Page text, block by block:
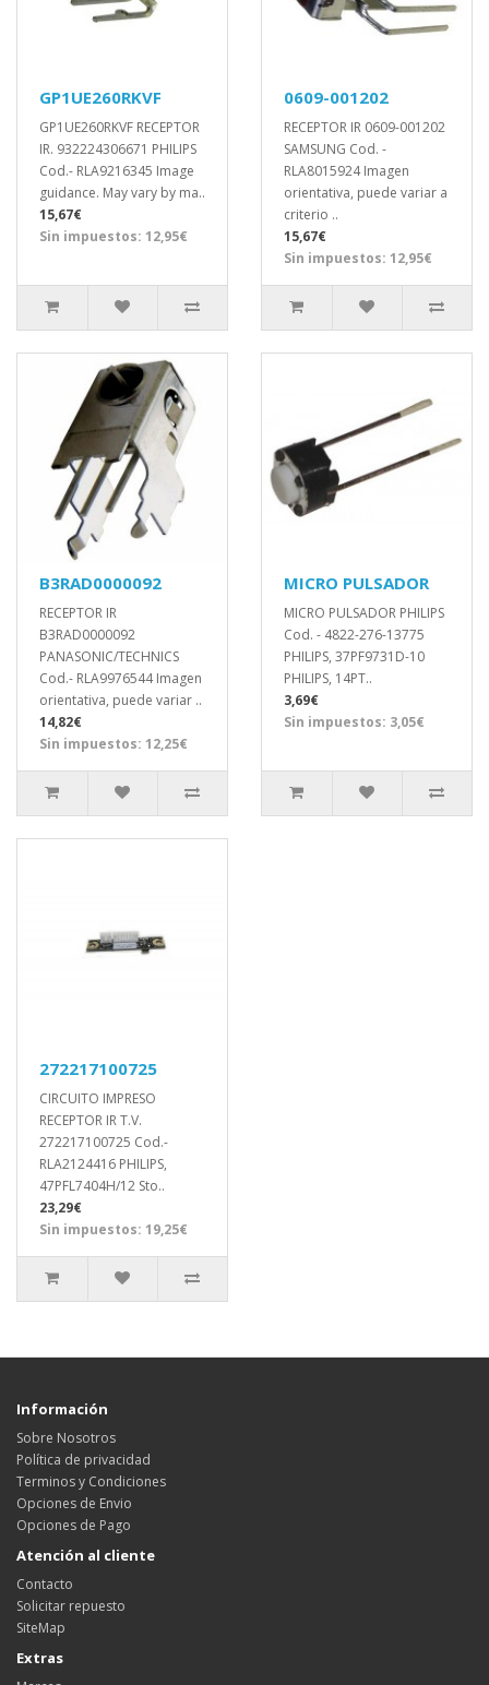
GP1UE260RKVF
GP1UE260RKVF RECEPTOR
IR. 932224306671 PHILIPS
Cod.- RLA9216345 Image
guidance. May vary by ma..
15,67€
Sin impuestos: 12,95€
0609-001202
RECEPTOR IR 0609-001202
SAMSUNG Cod. -
RLA8015924 Imagen
orientativa, puede variar a
criterio ..
15,67€
Sin impuestos: 12,95€
B3RAD0000092
RECEPTOR IR
B3RAD0000092
PANASONIC/TECHNICS
Cod.- RLA9976544 Imagen
orientativa, puede variar ..
14,82€
Sin impuestos: 12,25€
MICRO PULSADOR
MICRO PULSADOR PHILIPS
Cod. - 4822-276-13775
PHILIPS, 37PF9731D-10
PHILIPS, 14PT..
3,69€
Sin impuestos: 3,05€
272217100725
CIRCUITO IMPRESO
RECEPTOR IR T.V.
272217100725 Cod.-
RLA2124416 PHILIPS,
47PFL7404H/12 Sto..
23,29€
Sin impuestos: 19,25€
Información
Sobre Nosotros
Política de privacidad
Terminos y Condiciones
Opciones de Envio
Opciones de Pago
Atención al cliente
Contacto
Solicitar repuesto
SiteMap
Extras